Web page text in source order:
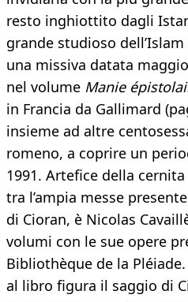
resto inghiottito dagli
grande studioso
una missiva datata
nel volume Manie
in Francia da Gallimard
insieme ad altre
romeno, a coprire un
1991. Artefice della
tra l’ampia messe
di Cioran, è Nicolas
volumi con le sue opere
Bibliothèque de la
al libro figura il saggio di